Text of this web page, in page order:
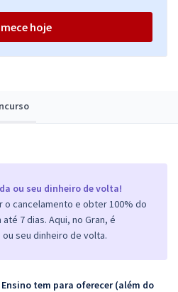
ou seu dinheiro de volta!
o cancelamento e obter 100% do
7 dias. Aqui, no Gran, é
seu dinheiro de volta.
tem para oferecer (além do
hoje